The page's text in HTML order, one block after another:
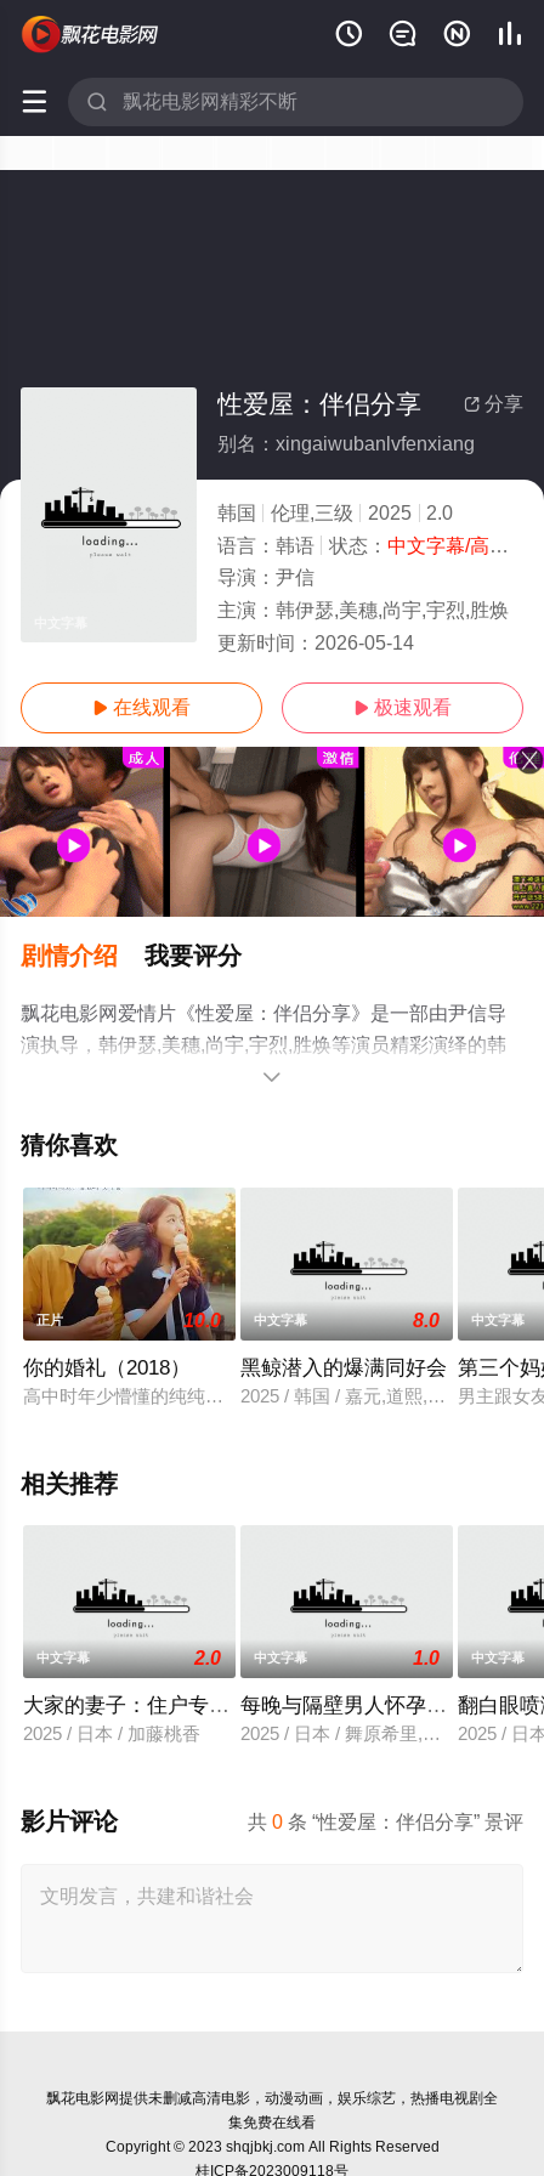
   
 
 分享
性爱屋：伴侣分享
别名：xingaiwubanlvfenxiang
韩国 伦理,三级 2025
2.0
语言： 韩语 状态： 中文字幕/高清
导演： 尹信
主演： 韩伊瑟,美穗,尚宇,宇烈,胜焕
更新时间： 2026-05-14
 在线观看  极速观看
剧情介绍 我要评分
飘花电影网爱情片《性爱屋：伴侣分享》是一部由尹信导
演执导，韩伊瑟,美穗,尚宇,宇烈,胜焕等演员精彩演绎的韩
国电影，手机免费观看高清无删减完整版电影大全就上飘
网等平台了解。

猜你喜欢
正片 10.0
你的婚礼（2018）
高中时年少懵懂的纯纯爱恋，经过长达十年的磨合，期间感情
中文字幕 8.0
黑鲸潜入的爆满同好会
2025 / 韩国 / 嘉元,道熙,宰勋,丹尼尔
中文字幕
第三个
男主跟女
相关推荐
中文字幕 2.0
大家的妻子：住户专用洞口
2025 / 日本 / 加藤桃香
中文字幕 1.0
每晚与隔壁男人怀孕性爱
2025 / 日本 / 舞原希里,佐川金二
中文字幕
翻白眼
2025 / 日
共0 条 “性爱屋：伴侣分享” 景评
影片评论
飘花电影网提供未删减高清电影，动漫动画，娱乐综艺，热播电视剧全
集免费在线看
Copyright © 2023 shqjbkj.com All Rights Reserved
桂ICP备2023009118号